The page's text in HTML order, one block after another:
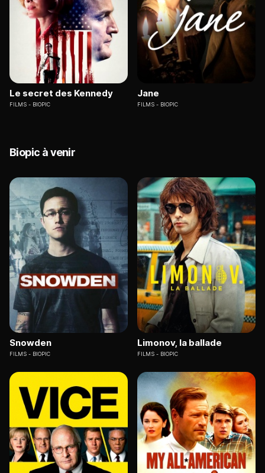
Le secret des Kennedy
FILMS BIOPIC
Jane
FILMS BIOPIC
Biopic à venir
Snowden
FILMS BIOPIC
Limonov, la ballade
FILMS BIOPIC